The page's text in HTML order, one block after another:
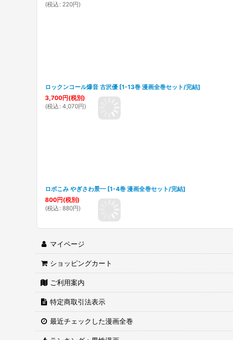
(税込 : 220円)
ロックンコール爆音 古沢優 [1-13巻 漫画全巻セット/完結]
3,700円(税別)
(税込 : 4,070円)
ロボこみ やぎさわ景一 [1-4巻 漫画全巻セット/完結]
800円(税別)
(税込 : 880円)
マイページ
ショッピングカート
ご利用案内
特定商取引法表示
最近チェックした漫画全巻